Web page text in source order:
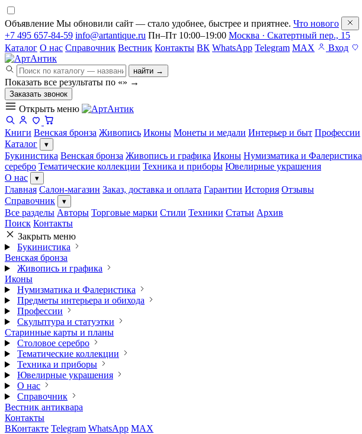
Объявление Мы обновили сайт — стало удобнее, быстрее и приятнее. Что нового
+7 495 657-84-59 info@artantique.ru Пн–Пт 10:00–19:00 Москва · Скатертный пер., 15
Каталог О нас Справочник Вестник Контакты ВК WhatsApp Telegram MAX Вход
найти →
Показать все результаты по «» →
Заказать звонок
Открыть меню
Книги Венская бронза Живопись Иконы Монеты и медали Интерьер и быт Профессии
Каталог
▾
Букинистика Венская бронза Живопись и графика Иконы Нумизматика и Фалеристика
серебро Тематические коллекции Техника и приборы Ювелирные украшения
О нас
▾
Главная Салон-магазин Заказ, доставка и оплата Гарантии История Отзывы
Справочник
▾
Все разделы Авторы Торговые марки Стили Техники Статьи Архив
Поиск Контакты
Закрыть меню
Букинистика
Венская бронза
Живопись и графика
Иконы
Нумизматика и Фалеристика
Предметы интерьера и обихода
Профессии
Скульптура и статуэтки
Старинные карты и планы
Столовое серебро
Тематические коллекции
Техника и приборы
Ювелирные украшения
О нас
Справочник
Вестник антиквара
Контакты
ВКонтакте Telegram WhatsApp MAX